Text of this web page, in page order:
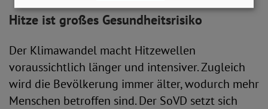
Hitze ist großes Gesundheitsrisiko
Der Klimawandel macht Hitzewellen
voraussichtlich länger und intensiver. Zugleich
wird die Bevölkerung immer älter, wodurch mehr
Menschen betroffen sind. Der SoVD setzt sich